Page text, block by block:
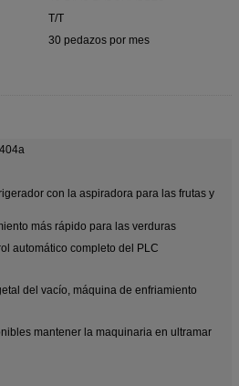
T/T
30 pedazos por mes
con la aspiradora para las frutas y
más rápido para las verduras
automático completo del PLC
del vacío, máquina de enfriamiento
mantener la maquinaria en ultramar